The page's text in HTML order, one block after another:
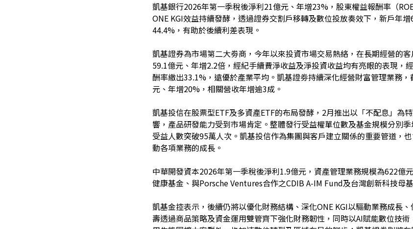
凱基銀行2026年第一季稅後淨利21億元、年增23%，股東權益報酬率（
ONE KGI效益持續發酵，透過證券交割戶移轉及數位投放奏效下，新戶年
44.4%，有助於後續利差表現。
凱基證券為市場第二大劵商，今年以來投資市場交易熱絡，在長期經營的
59.1億元、年增2.2倍，經紀手續費淨收益及淨投資收益均有亮眼的表現，
酬率繳出33.1%，遠優於產業平均。凱基證劵持續深化經營財富管理業務
元、年增20%，相關營收年增逾3成。
凱基投信在股票型ETF及多資產ETF的布局發酵，2月推出以「不配息」為
響，產品研發能力受到市場肯定。整體發行受益權單位數及基金規模分別
受益人數突破95萬人次。凱基投信作為集團與客戶建立關係的重要管道，
動各項業務的成長。
中華開發資本2026年第一季稅後淨利1.9億元，資產管理業務規模為622億
健康基金、與Porsche Ventures合作之CDIB A-IM Fund及台灣創新科技母
凱基金控表示，後續仍將以優化財務結構、深化ONE KGI以驅動業務成長
壽透過商品策略及資金運用雙管齊下強化財務韌性，同時以AI賦能數位技